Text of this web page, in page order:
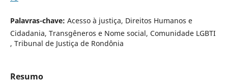
Palavras-chave: Acesso à justiça, Direitos Humanos e
Cidadania, Transgêneros e Nome social, Comunidade LGBTI
, Tribunal de Justiça de Rondônia
Resumo